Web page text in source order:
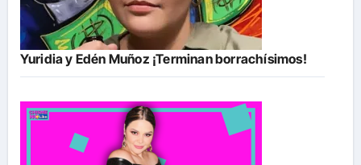
Yuridia y Edén Muñoz ¡Terminan borrachísimos!